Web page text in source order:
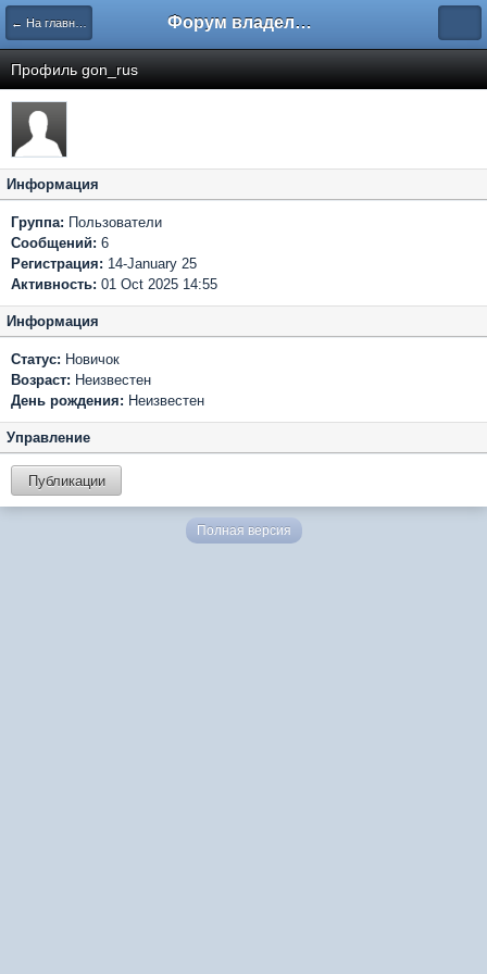
← На главную Форум владельцев интернет-магазинов
Профиль gon_rus
Информация
Группа: Пользователи
Сообщений: 6
Регистрация: 14-January 25
Активность: 01 Oct 2025 14:55
Информация
Статус: Новичок
Возраст: Неизвестен
День рождения: Неизвестен
Управление
Публикации
Полная версия